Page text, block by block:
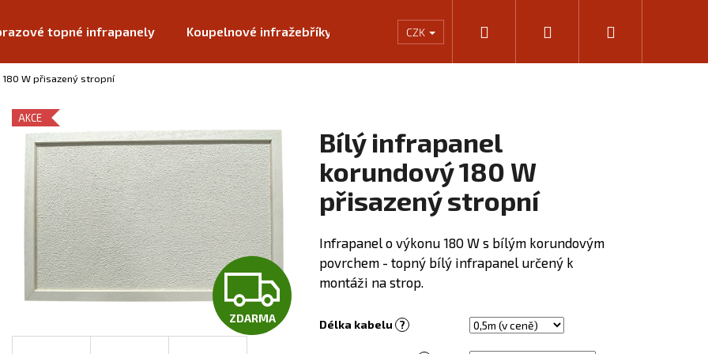
topné infrapanely Koupelnové infražebříky Rámování Kalkulačka výkonu infrapanelů
CZK Přihlášení
W přisazený stropní
Bílý infrapanel
korundový 180 W
přisazený stropní
Infrapanel o výkonu 180 W s bílým korundovým
povrchem - topný bílý infrapanel určený k
montáži na strop.
Délka kabelu ?
AKCE
Z
ZDARMA
Co potřebujete najít?
HLEDAT
Doporučujeme